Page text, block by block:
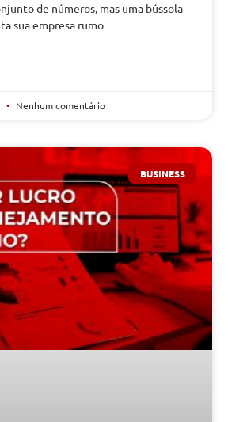
de números, mas uma bússola
sua empresa rumo
Nenhum comentário
BUSINESS